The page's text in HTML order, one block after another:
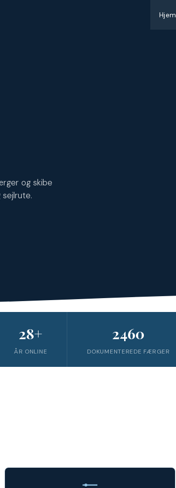
Hjem
og skibe
28+
ÅR ONLINE
2460
DOKUMENTEREDE FÆRGER